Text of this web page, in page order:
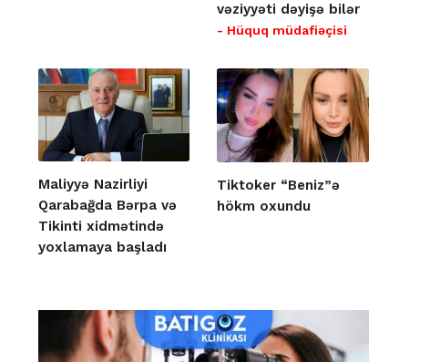
vəziyyəti dəyişə bilər
- Hüquq müdafiəçisi
Maliyyə Nazirliyi
Qarabağda Bərpa və
Tikinti xidmətində
yoxlamaya başladı
Tiktoker “Beniz”ə
hökm oxundu